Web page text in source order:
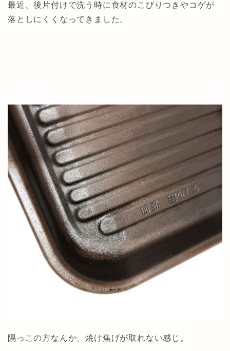
最近、後片付けで洗う時に食材のこびりつきやコゲが
落としにくくなってきました。
隅っこの方なんか、焼け焦げが取れない感じ。